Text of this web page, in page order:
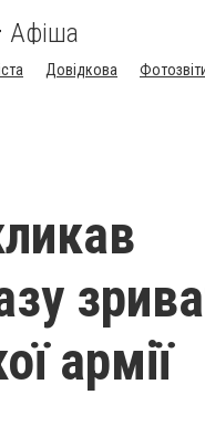
Афіша
Довідкова
армії